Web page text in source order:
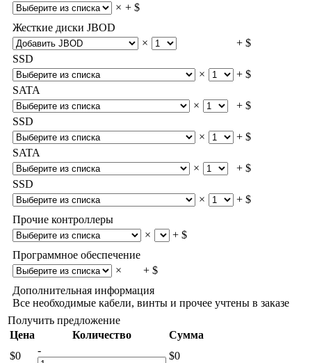
× + $
Жесткие диски JBOD
×
+ $
SSD
×
+ $
SATA
×
+ $
SSD
×
+ $
SATA
×
+ $
SSD
×
+ $
Прочие контроллеры
×
+ $
Программное обеспечение
×
+ $
Дополнительная информация
Все необходимые кабели, винты и прочее учтены в заказе
Получить предложение
Цена
Количество
Сумма
$0
- $0